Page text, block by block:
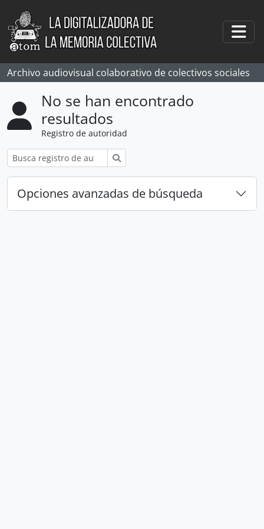
Skip to main content
Archivo audiovisual colaborativo de colectivos sociales
No se han encontrado
resultados
Registro de autoridad
Opciones avanzadas de búsqueda